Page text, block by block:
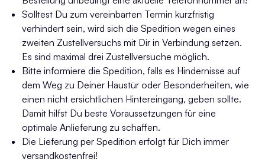
Solltest Du zum vereinbarten Termin kurzfristig
verhindert sein, wird sich die Spedition wegen eines
zweiten Zustellversuchs mit Dir in Verbindung setzen.
Es sind maximal drei Zustellversuche möglich.
Bitte informiere die Spedition, falls es Hindernisse auf
dem Weg zu Deiner Haustür oder Besonderheiten, wie
einen nicht ersichtlichen Hintereingang, geben sollte.
Damit hilfst Du beste Voraussetzungen für eine
optimale Anlieferung zu schaffen.
Die Lieferung per Spedition erfolgt für Dich immer
versandkostenfrei!